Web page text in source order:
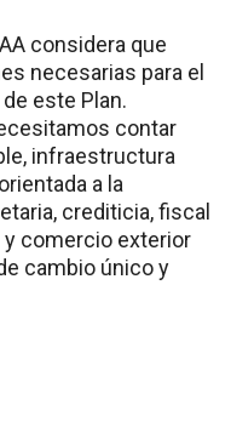
considera que
necesarias para el
este Plan.
contar
infraestructura
a la
crediticia, fiscal
comercio exterior
cambio único y